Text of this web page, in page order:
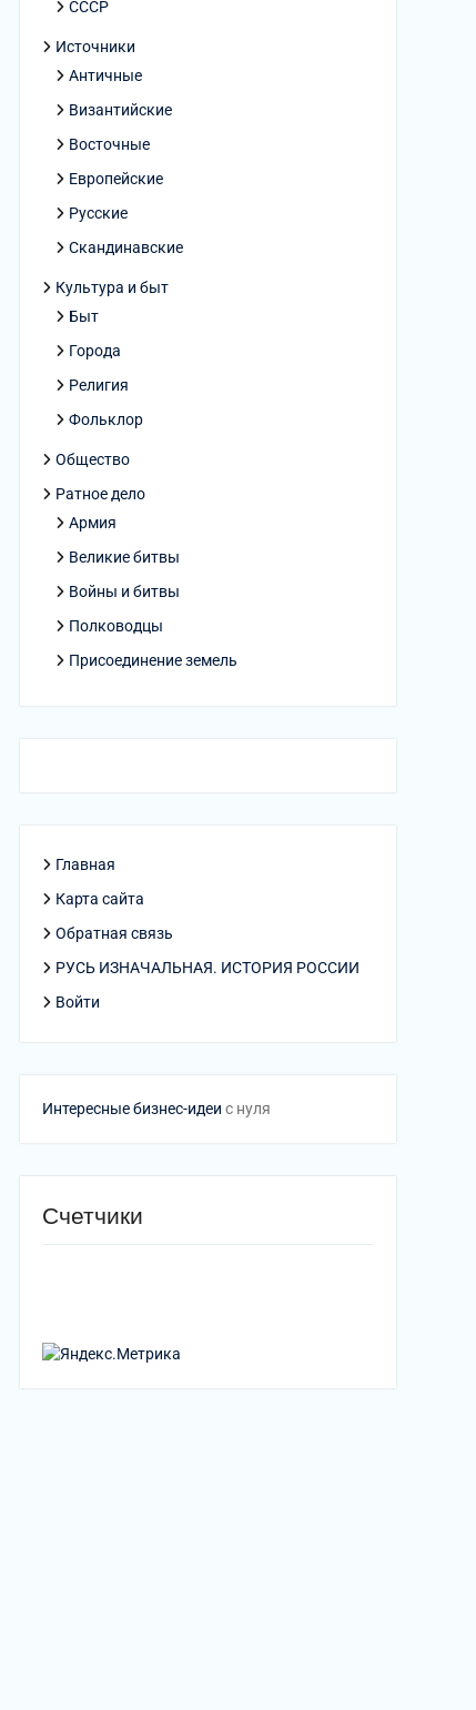
СССР
Источники
Античные
Византийские
Восточные
Европейские
Русские
Скандинавские
Культура и быт
Быт
Города
Религия
Фольклор
Общество
Ратное дело
Армия
Великие битвы
Войны и битвы
Полководцы
Присоединение земель
Главная
Карта сайта
Обратная связь
РУСЬ ИЗНАЧАЛЬНАЯ. ИСТОРИЯ РОССИИ
Войти
Интересные бизнес-идеи с нуля
Счетчики